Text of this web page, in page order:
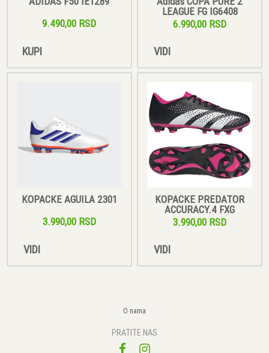
9.490,00 RSD
KUPI
LEAGUE FG IG6408
6.990,00 RSD
VIDI
KOPACKE AGUILA 2301
3.990,00 RSD
VIDI
KOPACKE PREDATOR
ACCURACY.4 FXG
3.990,00 RSD
VIDI
O nama
PRATITE NAS